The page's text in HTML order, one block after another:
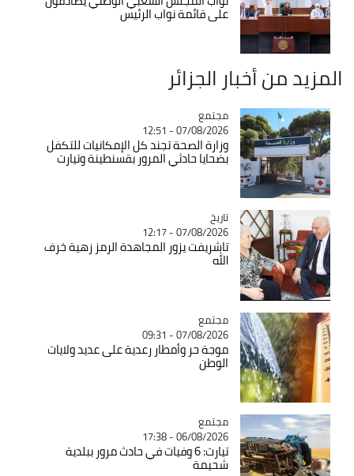
على قائمة نواب الرئيس
المزيد من أخبار الجزائر
Catégorie
مجتمع
07/08/2026 - 12:51
وزارة الصحة تجند كل الإمكانيات للتكفل
بضحايا حادثي المرور بقسنطينة وتيارت
Catégorie
تاريخ
07/08/2026 - 12:17
تاشريفت يزور المجاهدة الرمز زهية خرف
الله
Catégorie
مجتمع
07/08/2026 - 09:31
موجة حر وأمطار رعدية على عديد ولايات
الوطن
Catégorie
مجتمع
06/08/2026 - 17:38
تيارت: 6 وفيات في حادث مرور ببلدية
شحيمة